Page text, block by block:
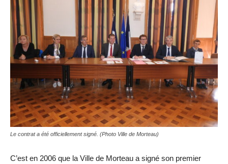
Le contrat a été officiellement signé. (Photo Ville de Morteau)
C’est en 2006 que la Ville de Morteau a signé son premier